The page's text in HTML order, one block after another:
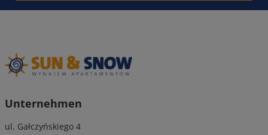
Unternehmen
ul. Gałczyńskiego 4